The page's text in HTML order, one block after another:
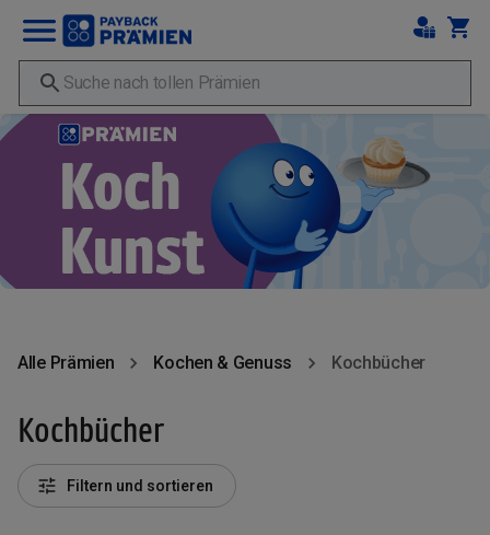
Alle Prämien Kochen & Genuss Kochbücher
Kochbücher
Filtern und sortieren